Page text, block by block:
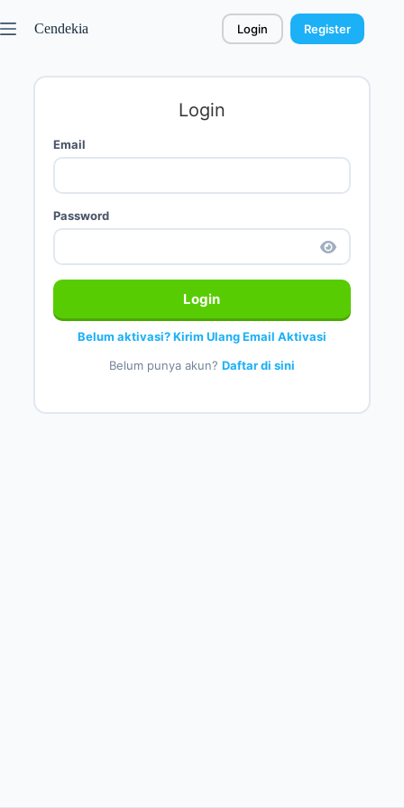
Cendekia Login Register
Login
Email
Password
Login
Belum aktivasi? Kirim Ulang Email Aktivasi
Belum punya akun? Daftar di sini